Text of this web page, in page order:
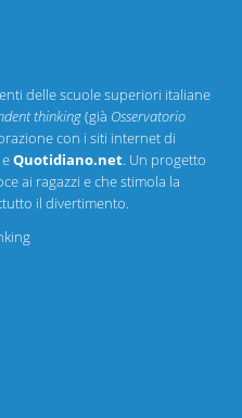
delle scuole superiori italiane
thinking(già Osservatorio
con i siti internet di
eQuotidiano.net. Un progetto
ai ragazzi e che stimola la
il divertimento.